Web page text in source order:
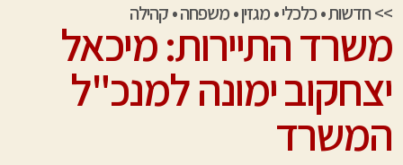
>>חדשות•כלכלי•מגזין•משפחה•קהילה
משרד התיירות: מיכאל
יצחקוב ימונה למנכ"ל
המשרד